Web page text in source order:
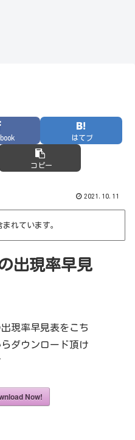
はてブ
コピー
2021.10.11
れています。
出現率早見
現率早見表をこち
らダウンロード頂け
Now!